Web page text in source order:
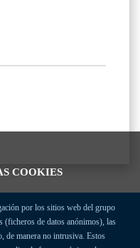
COOKIES
por los sitios web del grupo
(ficheros de datos anónimos), las
de manera no intrusiva. Estos